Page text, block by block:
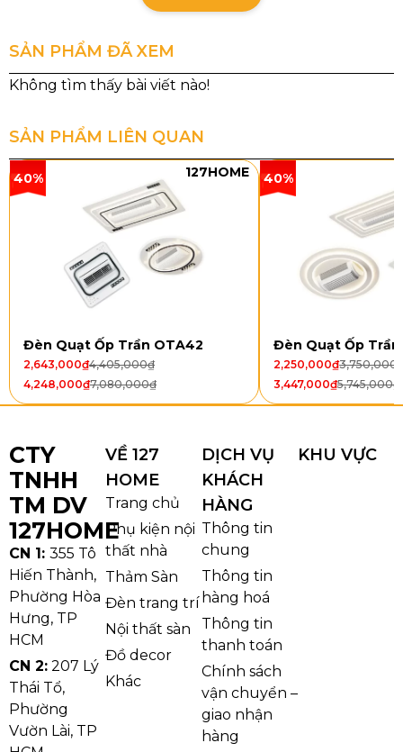
Chi tiết về Đèn Quạt Trần Architec QT5209
SẢN PHẨM ĐÃ XEM
SẢN PHẨM LIÊN QUAN
40% 127HOME
Đèn Quạt Ốp Trần OTA42
4,405,000₫
2,643,000₫
7,080,000₫
4,248,000₫
40%
Đèn Quạt Ốp
3,750,000
2,250,000₫
5,745,000₫
3,447,000₫
CTY
TNHH
TM DV
127HOME
CN 1: 355 Tô
Hiến Thành,
Phường Hòa
Hưng, TP
HCM
CN 2: 207 Lý
Thái Tổ,
Phường
Vườn Lài, TP
VỀ 127
HOME
Trang chủ
Phụ kiện nội
thất nhà
Thảm Sàn
Đèn trang trí
Nội thất sàn
Đồ decor
Khác
DỊCH VỤ
KHÁCH
HÀNG
Thông tin
chung
Thông tin
hàng hoá
Thông tin
thanh toán
Chính sách
vận chuyển –
giao nhận
hàng
KHU VỰC